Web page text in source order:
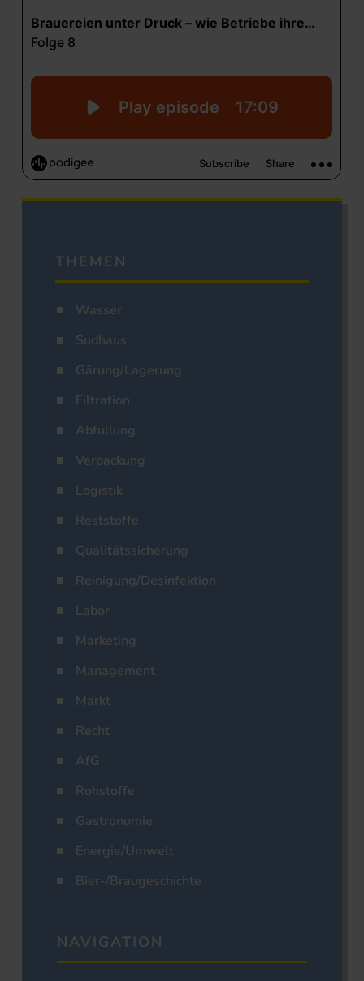
THEMEN
Wasser
Sudhaus
Gärung/Lagerung
Filtration
Abfüllung
Verpackung
Logistik
Reststoffe
Qualitätssicherung
Reinigung/Desinfektion
Labor
Marketing
Management
Markt
Recht
AfG
Rohstoffe
Gastronomie
Energie/Umwelt
Bier-/Braugeschichte
NAVIGATION